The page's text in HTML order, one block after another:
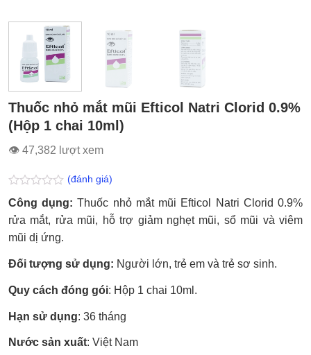
Thuốc nhỏ mắt mũi Efticol Natri Clorid 0.9%
(Hộp 1 chai 10ml)
👁 47,382 lượt xem
Được
xếp
hạng
0.0
5
(đánh giá)
Công dụng: Thuốc nhỏ mắt mũi Efticol Natri Clorid 0.9%
rửa mắt, rửa mũi, hỗ trợ giảm nghẹt mũi, sổ mũi và viêm
mũi dị ứng.
Đối tượng sử dụng: Người lớn, trẻ em và trẻ sơ sinh.
Quy cách đóng gói: Hộp 1 chai 10ml.
Hạn sử dụng: 36 tháng
Nước sản xuất: Việt Nam